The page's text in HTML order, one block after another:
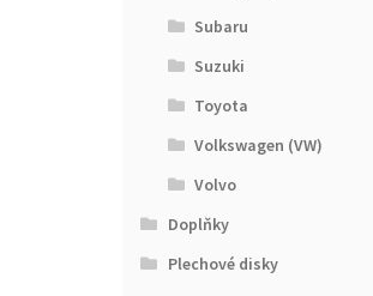
Subaru
Suzuki
Toyota
Volkswagen (VW)
Volvo
Doplňky
Plechové disky